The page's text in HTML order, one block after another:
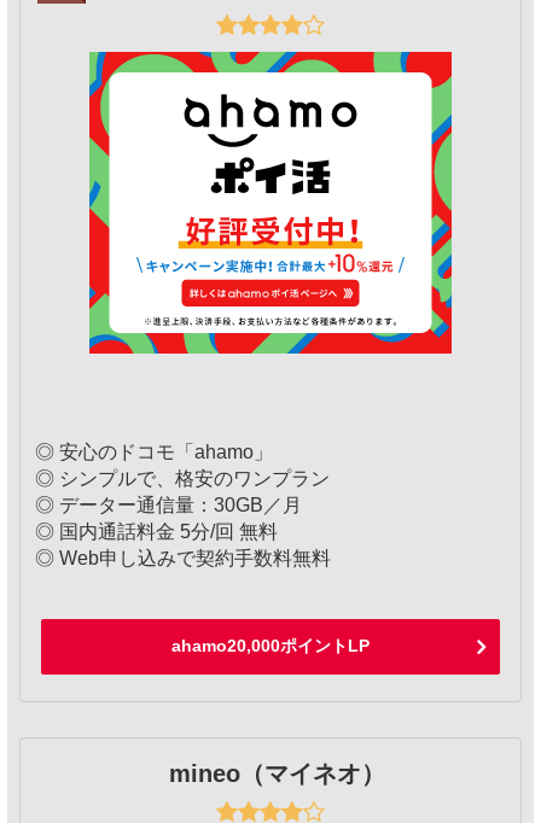
◎ 安心のドコモ「ahamo」
◎ シンプルで、格安のワンプラン
◎ データー通信量：30GB／月
◎ 国内通話料金 5分/回 無料
◎ Web申し込みで契約手数料無料
ahamo20,000ポイントLP
mineo（マイネオ）